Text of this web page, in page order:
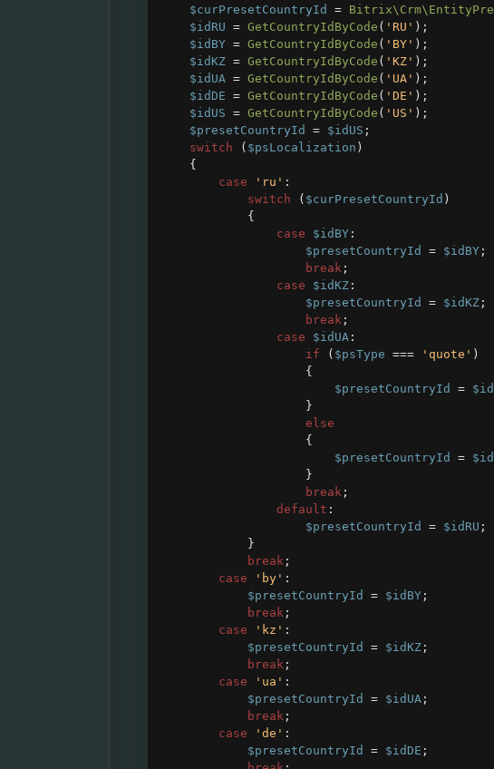
$curPresetCountryId
=
$idRU = GetCountryIdByCode ( 'RU' );
$idBY = GetCountryIdByCode ( 'BY' );
$idKZ = GetCountryIdByCode ( 'KZ' );
$idUA = GetCountryIdByCode ( 'UA' );
$idDE = GetCountryIdByCode ( 'DE' );
$idUS = GetCountryIdByCode ( 'US' );
$presetCountryId
= $idUS ;
switch ( $psLocalization )
{
case
'ru' :
switch ( $curPresetCountryId )
{
case
$idBY :
$presetCountryId
= $idBY ;
break ;
case
$idKZ :
$presetCountryId
= $idKZ ;
break ;
case
$idUA :
if ( $psType === 'quote' )
{
$presetCountryId
=
}
else
{
$presetCountryId
=
}
break ;
default :
$presetCountryId
= $idRU ;
}
break ;
case
'by' :
$presetCountryId
= $idBY ;
break ;
case
'kz' :
$presetCountryId
= $idKZ ;
break ;
case
'ua' :
$presetCountryId
= $idUA ;
break ;
case
'de' :
$presetCountryId
= $idDE ;